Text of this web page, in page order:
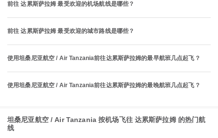
前往 达累斯萨拉姆 最受欢迎的机场航线是哪些？
前往 达累斯萨拉姆 最受欢迎的城市路线是哪些？
使用坦桑尼亚航空 / Air Tanzania前往达累斯萨拉姆的最早航班几点起飞？
使用坦桑尼亚航空 / Air Tanzania前往达累斯萨拉姆的最晚航班几点起飞？
坦桑尼亚航空 / Air Tanzania 按机场飞往 达累斯萨拉姆 的热门航
线